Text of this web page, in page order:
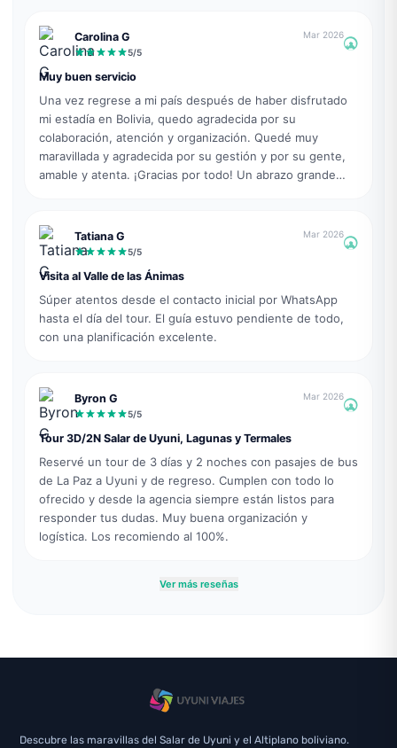
Carolina G
Mar 2026
5/5
Muy buen servicio
Una vez regrese a mi país después de haber disfrutado
mi estadía en Bolivia, quedo agradecida por su
colaboración, atención y organización. Quedé muy
maravillada y agradecida por su gestión y por su gente,
amable y atenta. ¡Gracias por todo! Un abrazo grande
Tatiana G
Mar 2026
5/5
Visita al Valle de las Ánimas
Súper atentos desde el contacto inicial por WhatsApp
hasta el día del tour. El guía estuvo pendiente de todo,
con una planificación excelente.
Byron G
Mar 2026
5/5
Tour 3D/2N Salar de Uyuni, Lagunas y Termales
Reservé un tour de 3 días y 2 noches con pasajes de bus
de La Paz a Uyuni y de regreso. Cumplen con todo lo
ofrecido y desde la agencia siempre están listos para
responder tus dudas. Muy buena organización y
logística. Los recomiendo al 100%.
Ver más reseñas
Descubre las maravillas del Salar de Uyuni y el Altiplano boliviano.